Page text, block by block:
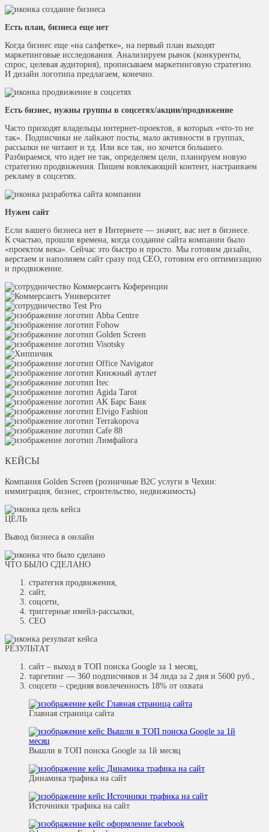
Есть план, бизнеса еще нет
Когда бизнес еще «на салфетке», на первый план выходят
маркетинговые исследования. Анализируем рынок (конкуренты,
спрос, целевая аудитория), прописываем маркетинговую стратегию.
И дизайн логотипа предлагаем, конечно.
Есть бизнес, нужны группы в соцсетях/акции/продвижение
Часто приходят владельцы интернет-проектов, в которых «что-то не
так». Подписчики не лайкают посты, мало активности в группах,
рассылки не читают и тд. Или все так, но хочется большего.
Разбираемся, что идет не так, определяем цели, планируем новую
стратегию продвижения. Пишем вовлекающий контент, настраиваем
рекламу в соцсетях.
Нужен сайт
Если вашего бизнеса нет в Интернете — значит, вас нет в бизнесе.
К счастью, прошли времена, когда создание сайта компании было
«проектом века». Сейчас это быстро и просто. Мы готовим дизайн,
верстаем и наполняем сайт сразу под СЕО, готовим его оптимизацию
и продвижение.
КЕЙСЫ
Компания Golden Screen (розничные B2C услуги в Чехии:
иммиграция, бизнес, строительство, недвижимость)
ЦЕЛЬ
Вывод бизнеса в онлайн
ЧТО БЫЛО СДЕЛАНО
стратегия продвижения,
сайт,
соцсети,
триггерные имейл-рассылки,
СЕО
РЕЗУЛЬТАТ
сайт – выход в ТОП поиска Google за 1 месяц,
таргетинг — 360 подписчиков и 34 лида за 2 дня и 5600 руб.,
соцсети – средняя вовлеченность 18% от охвата
Главная страница сайта
Вышли в ТОП поиска Google за 1й месяц
Динамика трафика на сайт
Источники трафика на сайт